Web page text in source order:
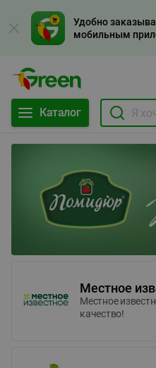
Удобно
мобильным
Каталог
Местное
Местное
качество!